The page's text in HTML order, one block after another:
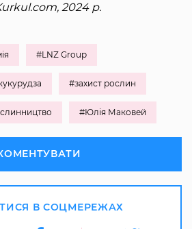
2024 р.
#LNZ Group
#захист рослин
#Юлія Маковей
В СОЦМЕРЕЖАХ